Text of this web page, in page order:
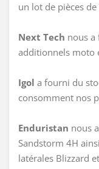
un lot de pièces
Next Tech nous a
additionnels moto
Igol a fourni du
consomment nos
Enduristan nous
Sandstorm 4H
latérales Blizzard